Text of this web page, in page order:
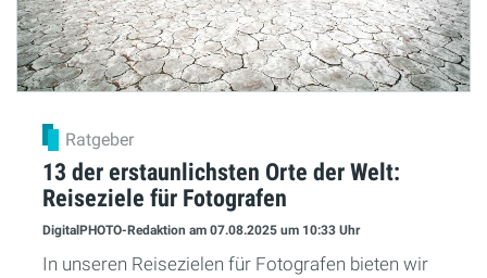
Ratgeber
13 der erstaunlichsten Orte der Welt:
Reiseziele für Fotografen
DigitalPHOTO-Redaktion am 07.08.2025 um 10:33 Uhr
In unseren Reisezielen für Fotografen bieten wir